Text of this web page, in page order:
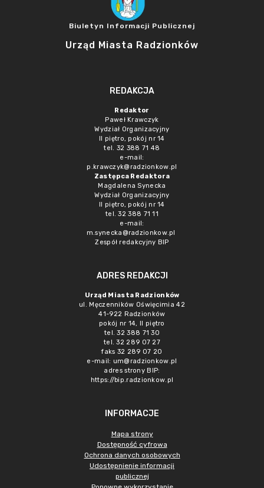
Biuletyn Informacji Publicznej
Urząd Miasta Radzionków
REDAKCJA
Redaktor
Paweł Krawczyk
Wydział Organizacyjny
II piętro, pokój nr 14
tel. 32 388 71 48
e-mail:
p.krawczyk@radzionkow.pl
Zastępca Redaktora
Magdalena Synecka
Wydział Organizacyjny
II piętro, pokój nr 14
tel. 32 388 71 11
e-mail:
m.synecka@radzionkow.pl
Zespół redakcyjny BIP
ADRES REDAKCJI
Urząd Miasta Radzionków
ul. Męczenników Oświęcimia 42
41-922 Radzionków
pokój nr 14, II piętro
tel. 32 388 71 30
tel. 32 289 07 27
faks 32 289 07 20
e-mail: um@radzionkow.pl
adres strony BIP:
https://bip.radzionkow.pl
INFORMACJE
Mapa strony
Dostępność cyfrowa
Ochrona danych osobowych
Udostępnienie informacji
publicznej